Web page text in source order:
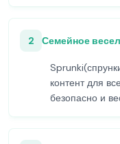
2 Семейное
контент для
безопасно и